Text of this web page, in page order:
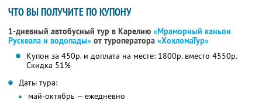
ЧТО ВЫ ПОЛУЧИТЕ ПО КУПОНУ
1-дневный автобусный тур в Карелию «Мраморный каньон
Рускеала и водопады» от туроператора «ХохломаТур»
Купон за 450р. и доплата на месте: 1800р. вместо 4550р.
Скидка 51%
Даты тура:
май-октябрь — ежедневно